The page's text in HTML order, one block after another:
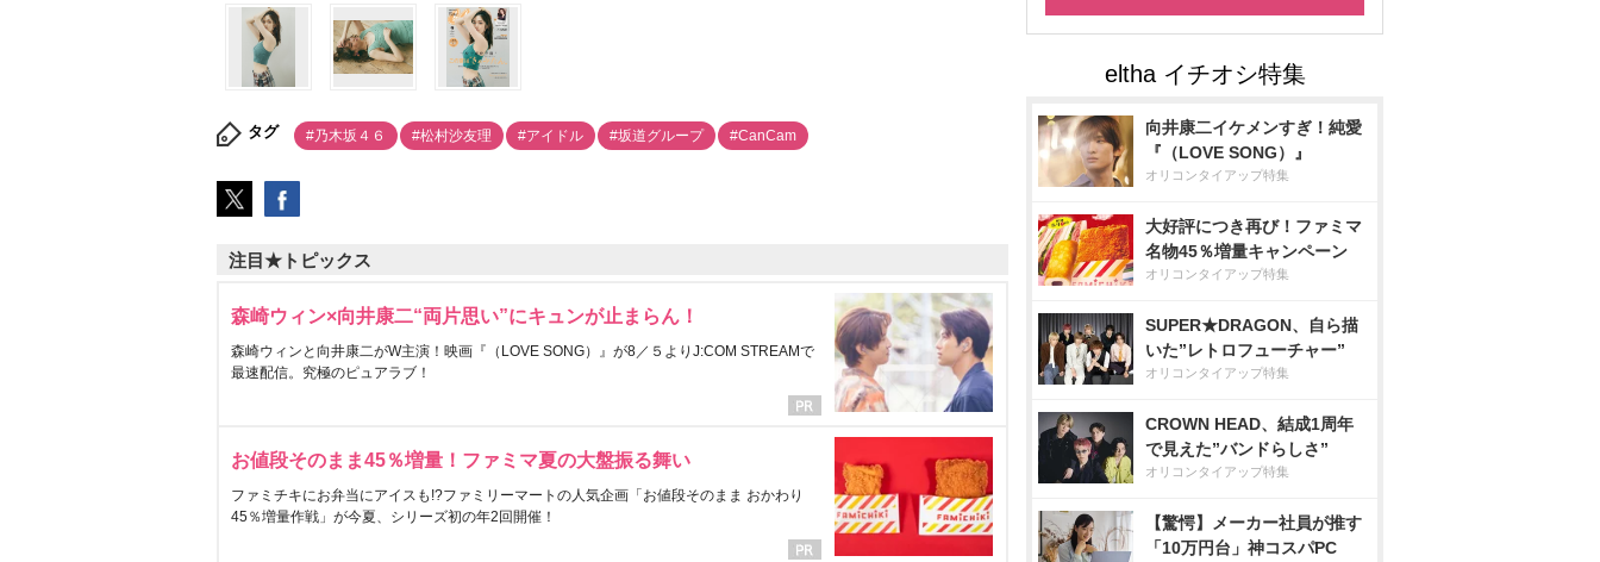
タグ #乃木坂４６ #松村沙友理 #アイドル #坂道グループ #CanCam
注目★トピックス
森崎ウィン×向井康二“両片思い”にキュンが止まらん！
森崎ウィンと向井康二がW主演！映画『（LOVE SONG）』が8／５よりJ:COM STREAMで
最速配信。究極のピュアラブ！
お値段そのまま45％増量！ファミマ夏の大盤振る舞い
ファミチキにお弁当にアイスも!?ファミリーマートの人気企画「お値段そのまま おかわり
45％増量作戦」が今夏、シリーズ初の年2回開催！
向井康二イケメンすぎ！純愛
『（LOVE SONG）』
オリコンタイアップ特集
大好評につき再び！ファミマ
名物45％増量キャンペーン
オリコンタイアップ特集
SUPER★DRAGON、自ら描
いた”レトロフューチャー”
オリコンタイアップ特集
CROWN HEAD、結成1周年
で見えた”バンドらしさ”
オリコンタイアップ特集
【驚愕】メーカー社員が推す
「10万円台」神コスパPC